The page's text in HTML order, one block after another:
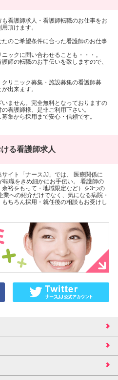
看護師求人・看護師転職のお仕事をお
頂けます。
のご希望条件に合った看護師のお仕事
ックに問い合わせることも・・・。
師の転職のお手伝いを致しますので、
リニック募集・施設募集の看護師募
出来ます。
ません。完全無料となっておりますの
看護師様、是非ご利用下さい。
集から採用まで安心・信頼です。
る看護師求人
イト「ナースJJ」では、 医療関係に
職をきめ細かにお手伝い。 看護師の
裕をもって・地域限定など）を3つの
への紹介だけでなく、気になる病院・
ちろん採用・就任後の相談もお受けし